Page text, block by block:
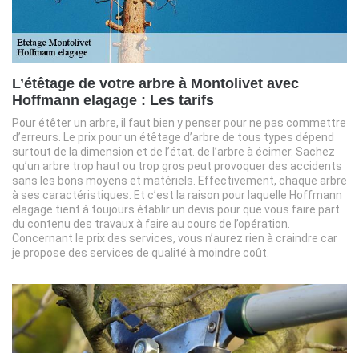
L’étêtage de votre arbre à Montolivet avec
Hoffmann elagage : Les tarifs
Pour étêter un arbre, il faut bien y penser pour ne pas commettre
d’erreurs. Le prix pour un étêtage d’arbre de tous types dépend
surtout de la dimension et de l’état. de l’arbre à écimer. Sachez
qu’un arbre trop haut ou trop gros peut provoquer des accidents
sans les bons moyens et matériels. Effectivement, chaque arbre
à ses caractéristiques. Et c’est la raison pour laquelle Hoffmann
elagage tient à toujours établir un devis pour que vous faire part
du contenu des travaux à faire au cours de l’opération.
Concernant le prix des services, vous n’aurez rien à craindre car
je propose des services de qualité à moindre coût.